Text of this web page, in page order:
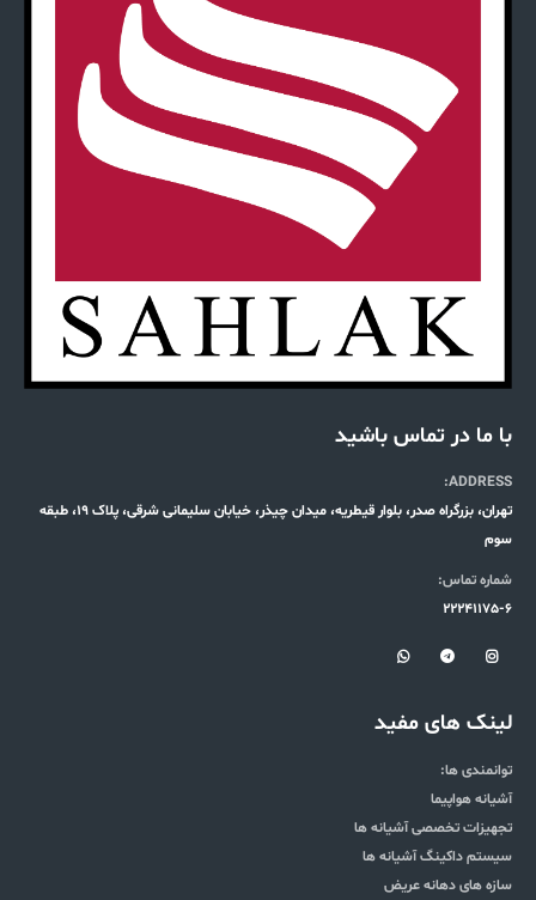
با ما در تماس باشید
ADDRESS:
تهران، بزرگراه صدر، بلوار قیطریه، میدان چیذر، خیابان سلیمانی شرقی، پلاک 19، طبقه
سوم
شماره تماس:
22241175-6
لینک های مفید
توانمندی ها:
آشیانه هواپیما
تجهیزات تخصصی آشیانه ها
سیستم داکینگ آشیانه ها
سازه های دهانه عریض